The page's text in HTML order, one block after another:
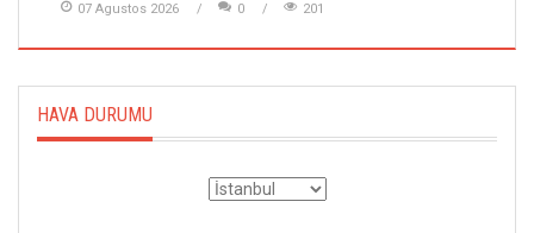
07 Agustos 2026 0 201
HAVA DURUMU